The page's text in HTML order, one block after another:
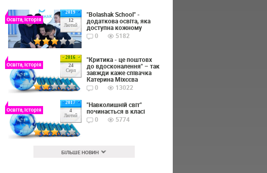
2019
12
Лютий
Освіта, Історія
"Bolashak School" -
додаткова освіта, яка
доступна кожному
0
5182
2016
24
Серп
Освіта, Історія
"Критика - це поштовх
до вдосконалення" – так
завжди каже співачка
Катерина Міхєєва
0
13022
2017
4
Лютий
Освіта, Історія
"Навколишній світ"
починається в класі
0
5774
БІЛЬШЕ НОВИН